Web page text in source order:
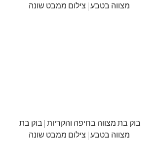
מצווה בטבע | צילום ממבט שונה
בוק בת מצווה בחיפה והקריות | בוק בת
מצווה בטבע | צילום ממבט שונה